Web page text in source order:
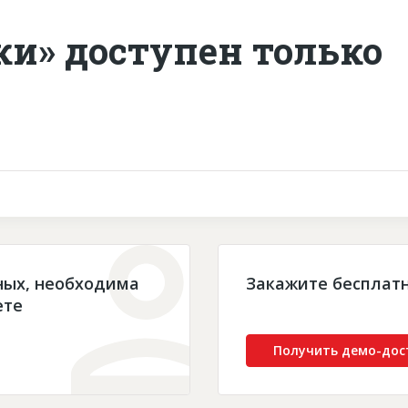
доступен только
необходима
Закажите
Получить демо-